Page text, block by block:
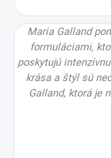
Maria Galland
formuláciami,
poskytujú
krása a štýl sú
Galland, ktorá je